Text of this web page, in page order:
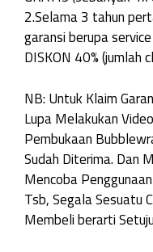
2.Selama 3 tahun
garansi berupa
DISKON 40% (jumlah
NB: Untuk Klaim
Lupa Melakukan
Pembukaan
Sudah Diterima. Dan
Mencoba
Tsb, Segala Sesuatu
Membeli berarti